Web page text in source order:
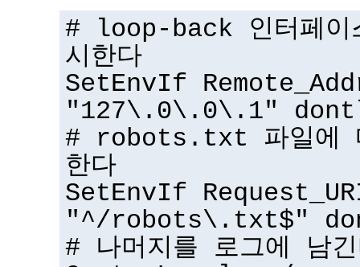
# loop-back 인터페이
시한다
SetEnvIf
"127\.0\.0\.1"
# robots.txt 파일에
한다
SetEnvIf
"^/robots\.txt$"
# 나머지를 로그에 남